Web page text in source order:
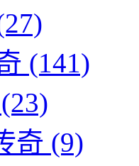
(141)
(23)
奇 (9)